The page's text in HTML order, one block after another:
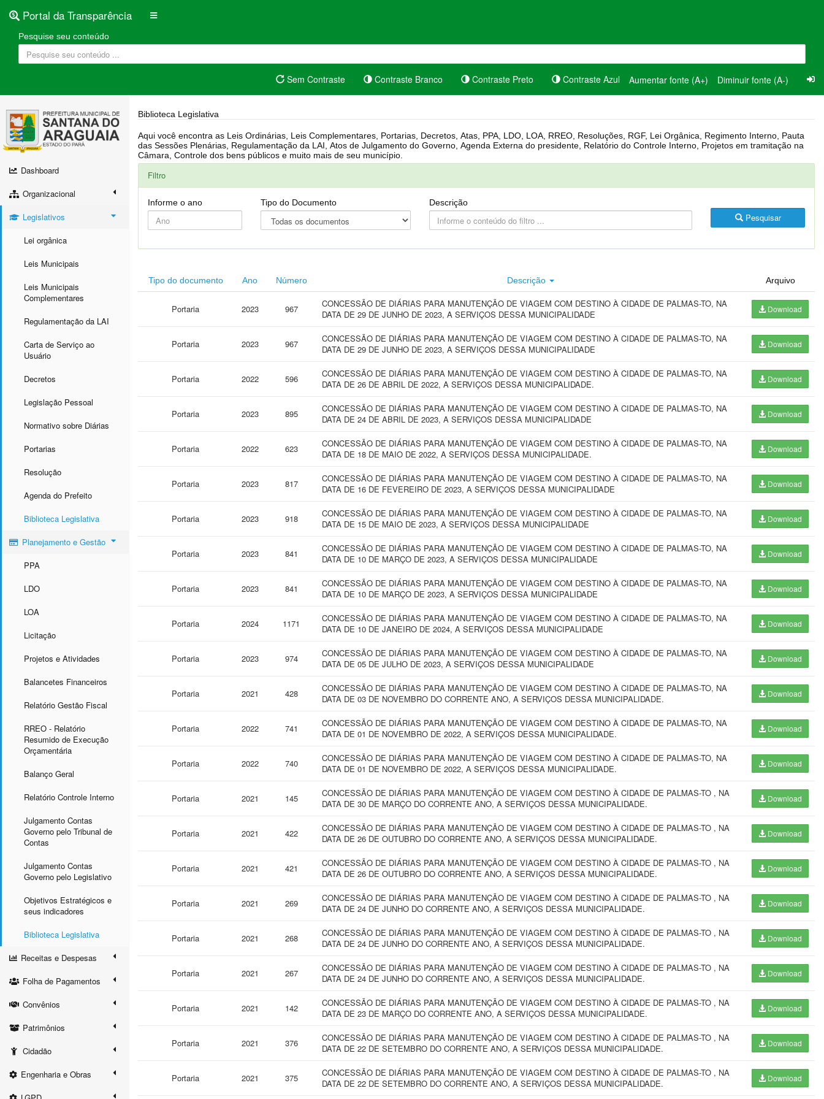
Portal da Transparência
Pesquise seu conteúdo
Sem Contraste Contraste Branco Contraste Preto Contraste Azul Aumentar fonte (A+) Diminuir fonte (A-)
Dashboard
Organizacional
Legislativos
Lei orgânica
Leis Municipais
Leis Municipais
Complementares
Regulamentação da LAI
Carta de Serviço ao
Usuário
Decretos
Legislação Pessoal
Normativo sobre Diárias
Portarias
Resolução
Agenda do Prefeito
Biblioteca Legislativa
Planejamento e Gestão
PPA
LDO
LOA
Licitação
Projetos e Atividades
Balancetes Financeiros
Relatório Gestão Fiscal
RREO - Relatório
Resumido de Execução
Orçamentária
Balanço Geral
Relatório Controle Interno
Julgamento Contas
Governo pelo Tribunal de
Contas
Julgamento Contas
Governo pelo Legislativo
Objetivos Estratégicos e
seus indicadores
Biblioteca Legislativa
Receitas e Despesas
Folha de Pagamentos
Convênios
Patrimônios
Cidadão
Engenharia e Obras
Biblioteca Legislativa
Aqui você encontra as Leis Ordinárias, Leis Complementares, Portarias, Decretos, Atas, PPA, LDO, LOA, RREO, Resoluções, RGF, Lei Orgânica, Regimento Interno, Pauta
das Sessões Plenárias, Regulamentação da LAI, Atos de Julgamento do Governo, Agenda Externa do presidente, Relatório do Controle Interno, Projetos em tramitação na
Câmara, Controle dos bens públicos e muito mais de seu município.
Filtro
Informe o ano Tipo do Documento Descrição
Pesquisar
Tipo do documento Ano Número Descrição Arquivo
Portaria 2023 967
CONCESSÃO DE DIÁRIAS PARA MANUTENÇÃO DE VIAGEM COM DESTINO À CIDADE DE PALMAS-TO, NA
DATA DE 29 DE JUNHO DE 2023, A SERVIÇOS DESSA MUNICIPALIDADE
Download
Portaria 2023 967
CONCESSÃO DE DIÁRIAS PARA MANUTENÇÃO DE VIAGEM COM DESTINO À CIDADE DE PALMAS-TO, NA
DATA DE 29 DE JUNHO DE 2023, A SERVIÇOS DESSA MUNICIPALIDADE
Download
Portaria 2022 596
CONCESSÃO DE DIÁRIAS PARA MANUTENÇÃO DE VIAGEM COM DESTINO À CIDADE DE PALMAS-TO, NA
DATA DE 26 DE ABRIL DE 2022, A SERVIÇOS DESSA MUNICIPALIDADE.
Download
Portaria 2023 895
CONCESSÃO DE DIÁRIAS PARA MANUTENÇÃO DE VIAGEM COM DESTINO À CIDADE DE PALMAS-TO, NA
DATA DE 24 DE ABRIL DE 2023, A SERVIÇOS DESSA MUNICIPALIDADE
Download
Portaria 2022 623
CONCESSÃO DE DIÁRIAS PARA MANUTENÇÃO DE VIAGEM COM DESTINO À CIDADE DE PALMAS-TO, NA
DATA DE 18 DE MAIO DE 2022, A SERVIÇOS DESSA MUNICIPALIDADE.
Download
Portaria 2023 817
CONCESSÃO DE DIÁRIAS PARA MANUTENÇÃO DE VIAGEM COM DESTINO À CIDADE DE PALMAS-TO, NA
DATA DE 16 DE FEVEREIRO DE 2023, A SERVIÇOS DESSA MUNICIPALIDADE
Download
Portaria 2023 918
CONCESSÃO DE DIÁRIAS PARA MANUTENÇÃO DE VIAGEM COM DESTINO À CIDADE DE PALMAS-TO, NA
DATA DE 15 DE MAIO DE 2023, A SERVIÇOS DESSA MUNICIPALIDADE
Download
Portaria 2023 841
CONCESSÃO DE DIÁRIAS PARA MANUTENÇÃO DE VIAGEM COM DESTINO À CIDADE DE PALMAS-TO, NA
DATA DE 10 DE MARÇO DE 2023, A SERVIÇOS DESSA MUNICIPALIDADE
Download
Portaria 2023 841
CONCESSÃO DE DIÁRIAS PARA MANUTENÇÃO DE VIAGEM COM DESTINO À CIDADE DE PALMAS-TO, NA
DATA DE 10 DE MARÇO DE 2023, A SERVIÇOS DESSA MUNICIPALIDADE
Download
Portaria 2024 1171
CONCESSÃO DE DIÁRIAS PARA MANUTENÇÃO DE VIAGEM COM DESTINO À CIDADE DE PALMAS-TO, NA
DATA DE 10 DE JANEIRO DE 2024, A SERVIÇOS DESSA MUNICIPALIDADE
Download
Portaria 2023 974
CONCESSÃO DE DIÁRIAS PARA MANUTENÇÃO DE VIAGEM COM DESTINO À CIDADE DE PALMAS-TO, NA
DATA DE 05 DE JULHO DE 2023, A SERVIÇOS DESSA MUNICIPALIDADE
Download
Portaria 2021 428
CONCESSÃO DE DIÁRIAS PARA MANUTENÇÃO DE VIAGEM COM DESTINO À CIDADE DE PALMAS-TO, NA
DATA DE 03 DE NOVEMBRO DO CORRENTE ANO, A SERVIÇOS DESSA MUNICIPALIDADE.
Download
Portaria 2022 741
CONCESSÃO DE DIÁRIAS PARA MANUTENÇÃO DE VIAGEM COM DESTINO À CIDADE DE PALMAS-TO, NA
DATA DE 01 DE NOVEMBRO DE 2022, A SERVIÇOS DESSA MUNICIPALIDADE.
Download
Portaria 2022 740
CONCESSÃO DE DIÁRIAS PARA MANUTENÇÃO DE VIAGEM COM DESTINO À CIDADE DE PALMAS-TO, NA
DATA DE 01 DE NOVEMBRO DE 2022, A SERVIÇOS DESSA MUNICIPALIDADE.
Download
Portaria 2021 145
CONCESSÃO DE DIÁRIAS PARA MANUTENÇÃO DE VIAGEM COM DESTINO À CIDADE DE PALMAS-TO , NA
DATA DE 30 DE MARÇO DO CORRENTE ANO, A SERVIÇOS DESSA MUNICIPALIDADE.
Download
Portaria 2021 422
CONCESSÃO DE DIÁRIAS PARA MANUTENÇÃO DE VIAGEM COM DESTINO À CIDADE DE PALMAS-TO , NA
DATA DE 26 DE OUTUBRO DO CORRENTE ANO, A SERVIÇOS DESSA MUNICIPALIDADE.
Download
Portaria 2021 421
CONCESSÃO DE DIÁRIAS PARA MANUTENÇÃO DE VIAGEM COM DESTINO À CIDADE DE PALMAS-TO , NA
DATA DE 26 DE OUTUBRO DO CORRENTE ANO, A SERVIÇOS DESSA MUNICIPALIDADE.
Download
Portaria 2021 269
CONCESSÃO DE DIÁRIAS PARA MANUTENÇÃO DE VIAGEM COM DESTINO À CIDADE DE PALMAS-TO , NA
DATA DE 24 DE JUNHO DO CORRENTE ANO, A SERVIÇOS DESSA MUNICIPALIDADE.
Download
Portaria 2021 268
CONCESSÃO DE DIÁRIAS PARA MANUTENÇÃO DE VIAGEM COM DESTINO À CIDADE DE PALMAS-TO , NA
DATA DE 24 DE JUNHO DO CORRENTE ANO, A SERVIÇOS DESSA MUNICIPALIDADE.
Download
Portaria 2021 267
CONCESSÃO DE DIÁRIAS PARA MANUTENÇÃO DE VIAGEM COM DESTINO À CIDADE DE PALMAS-TO , NA
DATA DE 24 DE JUNHO DO CORRENTE ANO, A SERVIÇOS DESSA MUNICIPALIDADE.
Download
Portaria 2021 142
CONCESSÃO DE DIÁRIAS PARA MANUTENÇÃO DE VIAGEM COM DESTINO À CIDADE DE PALMAS-TO , NA
DATA DE 23 DE MARÇO DO CORRENTE ANO, A SERVIÇOS DESSA MUNICIPALIDADE.
Download
Portaria 2021 376
CONCESSÃO DE DIÁRIAS PARA MANUTENÇÃO DE VIAGEM COM DESTINO À CIDADE DE PALMAS-TO , NA
DATA DE 22 DE SETEMBRO DO CORRENTE ANO, A SERVIÇOS DESSA MUNICIPALIDADE.
Download
Portaria 2021 375
CONCESSÃO DE DIÁRIAS PARA MANUTENÇÃO DE VIAGEM COM DESTINO À CIDADE DE PALMAS-TO , NA
DATA DE 22 DE SETEMBRO DO CORRENTE ANO, A SERVIÇOS DESSA MUNICIPALIDADE.
Download